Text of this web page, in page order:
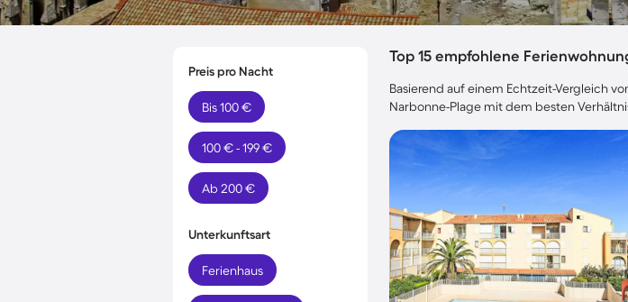
Preis pro Nacht
Bis 100 €
100 € - 199 €
Ab 200 €
Unterkunftsart
Ferienhaus
Top 15 empfohlene
Basierend auf einem Echtzeit-Vergleich
Narbonne-Plage mit dem besten